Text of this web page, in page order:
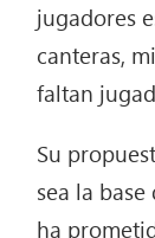
jugadores
canteras,
faltan
Su
sea la
ha